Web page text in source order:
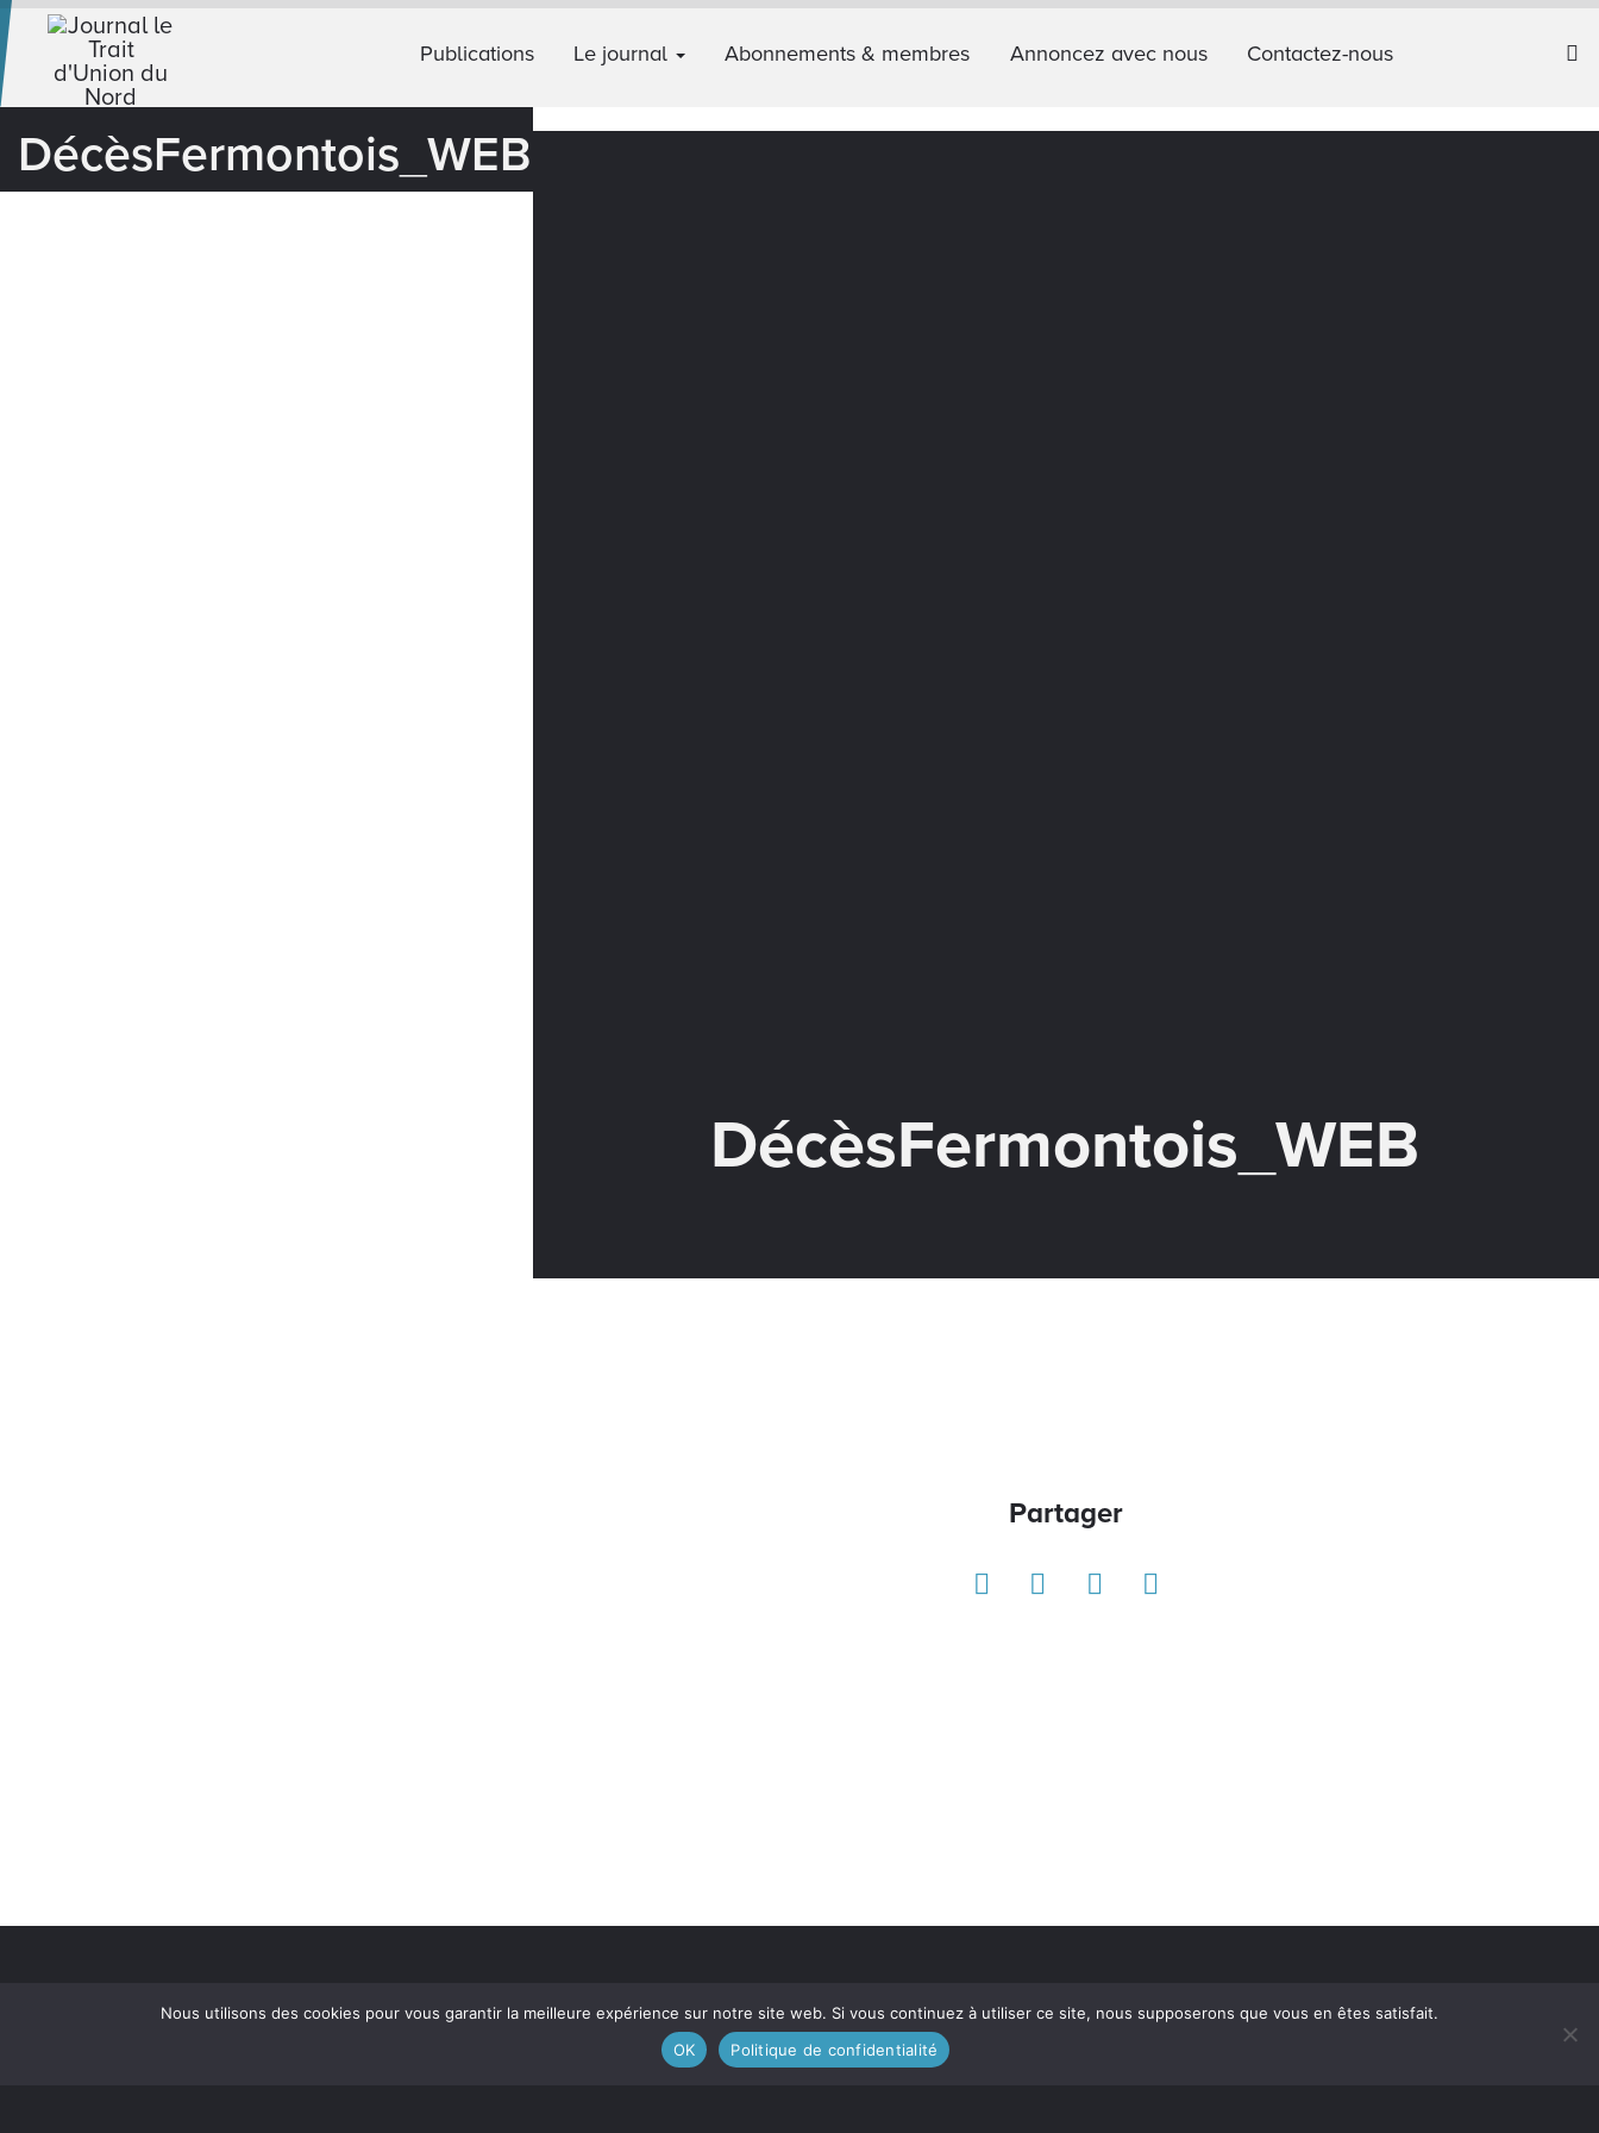
Publications Le journal Abonnements & membres Annoncez avec nous Contactez-nous
DécèsFermontois_WEB
DécèsFermontois_WEB
Partager
Contactez-nous Devenez membre
Nous utilisons des cookies pour vous garantir la meilleure expérience sur notre site web. Si vous continuez à utiliser ce site, nous supposerons que vous en êtes satisfait.
OK
Politique de confidentialité